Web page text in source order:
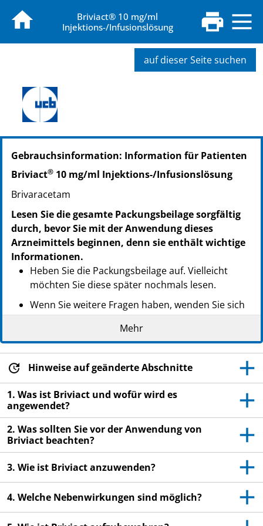
Briviact® 10 mg/ml
Injektions-/Infusionslösung
auf dieser Seite suchen
PZN: 11548801
PPN: 111154880141
GTIN: 05413787100347
Gebrauchsinformation: Information für Patienten
Briviact® 10 mg/ml Injektions-/Infusionslösung
Brivaracetam
Lesen Sie die gesamte Packungsbeilage sorgfältig
durch, bevor Sie mit der Anwendung dieses
Arzneimittels beginnen, denn sie enthält wichtige
Informationen.
Heben Sie die Packungsbeilage auf. Vielleicht
möchten Sie diese später nochmals lesen.
Wenn Sie weitere Fragen haben, wenden Sie sich
an Ihren Arzt oder Apotheker.
Dieses Arzneimittel wurde Ihnen persönlich
verschrieben. Geben Sie es nicht an Dritte weiter.
Es kann anderen Menschen schaden, auch wenn
diese die gleichen Beschwerden haben wie Sie.
Wenn Sie Nebenwirkungen bemerken, wenden Sie
sich an Ihren Arzt oder Apotheker. Dies gilt auch
für Nebenwirkungen, die nicht in dieser
Packungsbeilage angegeben sind. Siehe Abschnitt
Mehr
Hinweise auf geänderte Abschnitte
1. Was ist Briviact und wofür wird es
angewendet?
2. Was sollten Sie vor der Anwendung von
Briviact beachten?
3. Wie ist Briviact anzuwenden?
4. Welche Nebenwirkungen sind möglich?